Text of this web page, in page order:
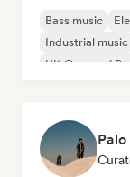
Bass music
Industrial music
UK Garage /